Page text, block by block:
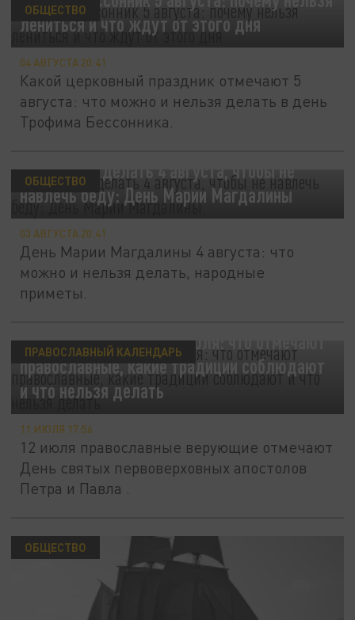
лениться и что ждут от этого дня
ОБЩЕСТВО
04 АВГУСТА 20:41
Какой церковный праздник отмечают 5
августа: что можно и нельзя делать в день
Трофима Бессонника.
Что нельзя делать 4 августа, чтобы не
навлечь беду: День Марии Магдалины
ОБЩЕСТВО
03 АВГУСТА 20:41
День Марии Магдалины 4 августа: что
можно и нельзя делать, народные
приметы.
День Петра и Павла 12 июля: что отмечают
православные, какие традиции соблюдают
и что нельзя делать
ПРАВОСЛАВНЫЙ КАЛЕНДАРЬ
11 ИЮЛЯ 17:56
12 июля православные верующие отмечают
День святых первоверховных апостолов
Петра и Павла .
ОБЩЕСТВО